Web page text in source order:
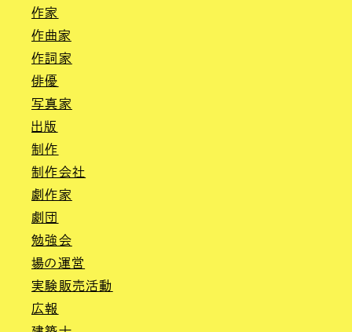
作家
作曲家
作詞家
俳優
写真家
出版
制作
制作会社
劇作家
劇団
勉強会
場の運営
実験販売活動
広報